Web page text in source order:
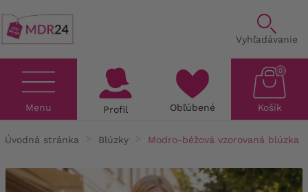
Vyhľadávanie
Menu Profil Obľúbené Košík
0
Úvodná stránka Blúzky Modro-béžová vzorovaná blúzka